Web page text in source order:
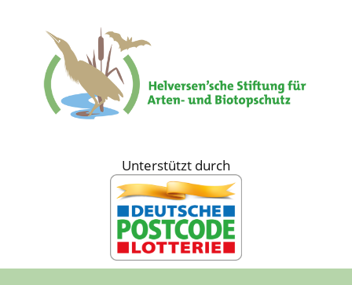
Unterstützt durch